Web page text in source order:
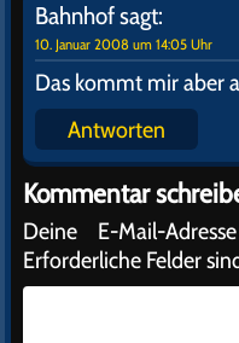
Bahnhofsagt:
10. Januar 2008 um 14:05 Uhr
Das kommt mir aber
Antworten
Kommentar
Deine E-Mail-
Erforderliche Felder